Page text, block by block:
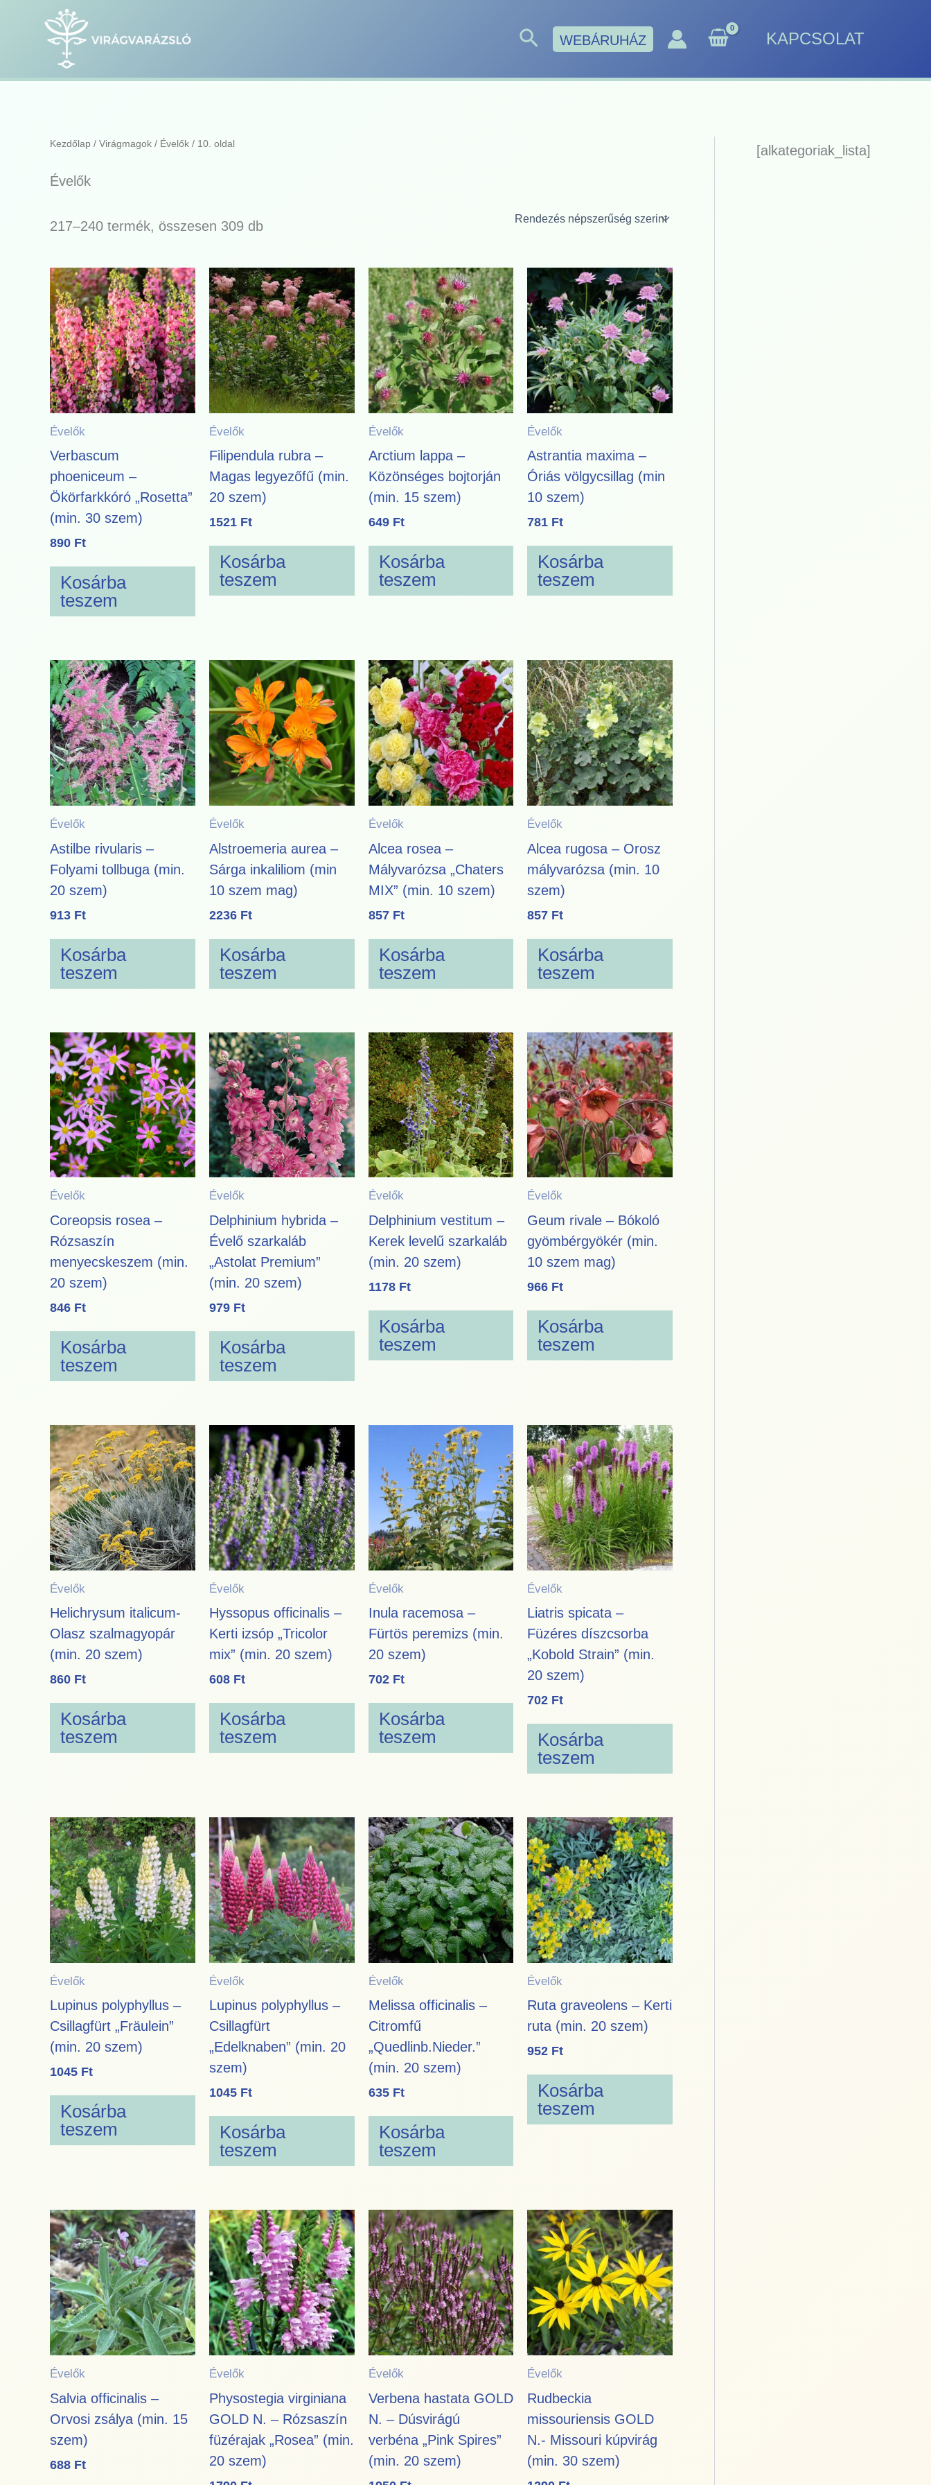
SearchWEBÁRUHÁZ KAPCSOLAT
Kezdőlap / Virágmagok / Évelők / 10. oldal
Évelők
217–240 termék, összesen 309 db
Évelők
Verbascum
phoeniceum –
Ökörfarkkóró „Rosetta”
(min. 30 szem)
890 Ft
Kosárba
teszem
Évelők
Filipendula rubra –
Magas legyezőfű (min.
20 szem)
1521 Ft
Kosárba
teszem
Évelők
Arctium lappa –
Közönséges bojtorján
(min. 15 szem)
649 Ft
Kosárba
teszem
Évelők
Astrantia maxima –
Óriás völgycsillag (min
10 szem)
781 Ft
Kosárba
teszem
Évelők
Astilbe rivularis –
Folyami tollbuga (min.
20 szem)
913 Ft
Kosárba
teszem
Évelők
Alstroemeria aurea –
Sárga inkaliliom (min
10 szem mag)
2236 Ft
Kosárba
teszem
Évelők
Alcea rosea –
Mályvarózsa „Chaters
MIX” (min. 10 szem)
857 Ft
Kosárba
teszem
Évelők
Alcea rugosa – Orosz
mályvarózsa (min. 10
szem)
857 Ft
Kosárba
teszem
Évelők
Coreopsis rosea –
Rózsaszín
menyecskeszem (min.
20 szem)
846 Ft
Kosárba
teszem
Évelők
Delphinium hybrida –
Évelő szarkaláb
„Astolat Premium”
(min. 20 szem)
979 Ft
Kosárba
teszem
Évelők
Delphinium vestitum –
Kerek levelű szarkaláb
(min. 20 szem)
1178 Ft
Kosárba
teszem
Évelők
Geum rivale – Bókoló
gyömbérgyökér (min.
10 szem mag)
966 Ft
Kosárba
teszem
Évelők
Helichrysum italicum-
Olasz szalmagyopár
(min. 20 szem)
860 Ft
Kosárba
teszem
Évelők
Hyssopus officinalis –
Kerti izsóp „Tricolor
mix” (min. 20 szem)
608 Ft
Kosárba
teszem
Évelők
Inula racemosa –
Fürtös peremizs (min.
20 szem)
702 Ft
Kosárba
teszem
Évelők
Liatris spicata –
Füzéres díszcsorba
„Kobold Strain” (min.
20 szem)
702 Ft
Kosárba
teszem
Évelők
Lupinus polyphyllus –
Csillagfürt „Fräulein”
(min. 20 szem)
1045 Ft
Kosárba
teszem
Évelők
Lupinus polyphyllus –
Csillagfürt
„Edelknaben” (min. 20
szem)
1045 Ft
Kosárba
teszem
Évelők
Melissa officinalis –
Citromfű
„Quedlinb.Nieder.”
(min. 20 szem)
635 Ft
Kosárba
teszem
Évelők
Ruta graveolens – Kerti
ruta (min. 20 szem)
952 Ft
Kosárba
teszem
Évelők
Salvia officinalis –
Orvosi zsálya (min. 15
szem)
688 Ft
Évelők
Physostegia virginiana
GOLD N. – Rózsaszín
füzérajak „Rosea” (min.
20 szem)
Évelők
Verbena hastata GOLD
N. – Dúsvirágú
verbéna „Pink Spires”
(min. 20 szem)
Évelők
Rudbeckia
missouriensis GOLD
N.- Missouri kúpvirág
(min. 30 szem)
[alkategoriak_lista]